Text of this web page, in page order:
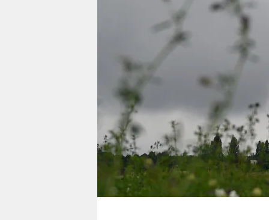
verlag
veranstaltungen
shop
fragen & hilfe
unterstützen
abo
genossenschaft